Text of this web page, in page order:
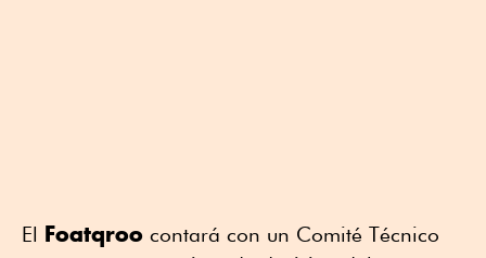
El Foatqroo contará con un Comité Técnico